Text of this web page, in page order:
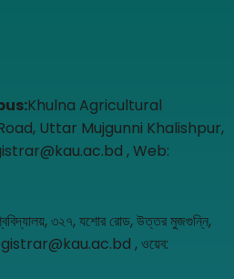
:Khulna Agricultural
Uttar Mujgunni Khalishpur,
, Web:
৩২৭, যশোর রোড, উত্তর মুজগুন্নি,
, ওয়েব: